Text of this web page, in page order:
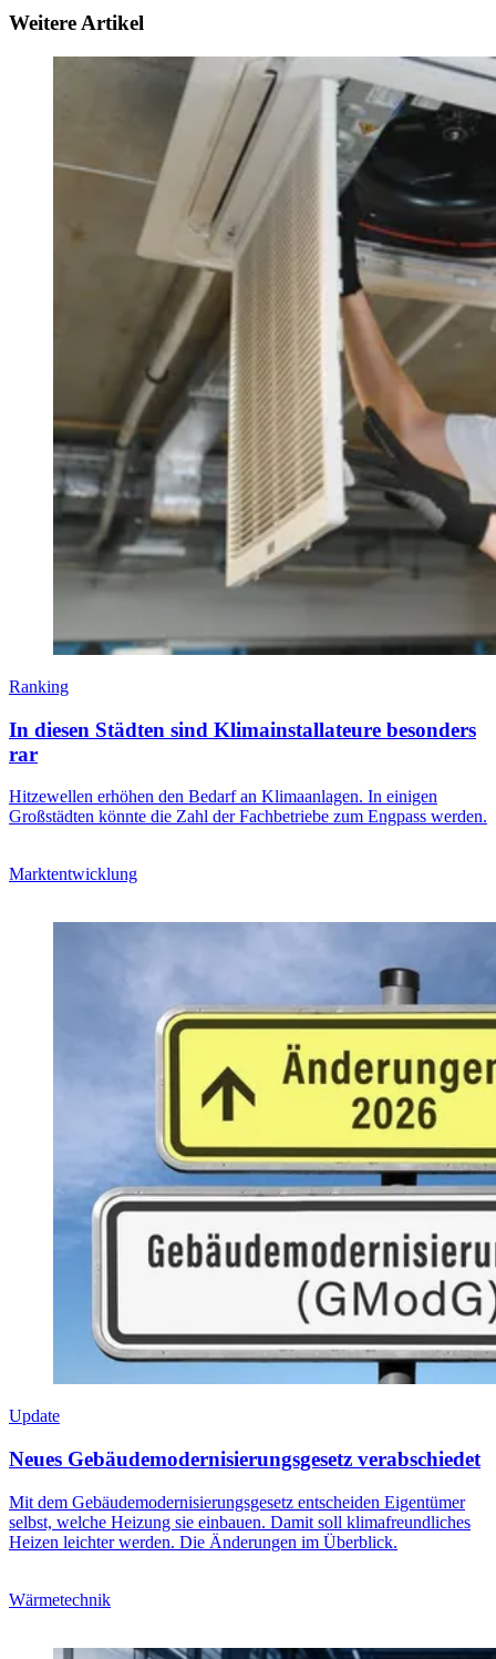
Weitere Artikel
Ranking
In diesen Städten sind Klimainstallateure besonders
rar
Hitzewellen erhöhen den Bedarf an Klimaanlagen. In einigen
Großstädten könnte die Zahl der Fachbetriebe zum Engpass werden.
Marktentwicklung
Update
Neues Gebäudemodernisierungsgesetz verabschiedet
Mit dem Gebäudemodernisierungsgesetz entscheiden Eigentümer
selbst, welche Heizung sie einbauen. Damit soll klimafreundliches
Heizen leichter werden. Die Änderungen im Überblick.
Wärmetechnik